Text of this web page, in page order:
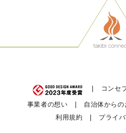
コンセ
事業者の想い 自治体からの
利用規約
プライ